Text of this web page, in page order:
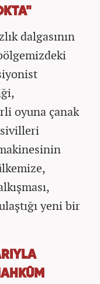
dalgasının
oyuna çanak
yeni bir